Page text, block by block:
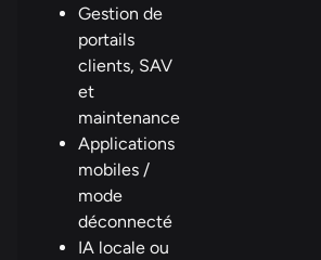
Gestion de
portails
clients, SAV
et
maintenance
Applications
mobiles /
mode
déconnecté
IA locale ou